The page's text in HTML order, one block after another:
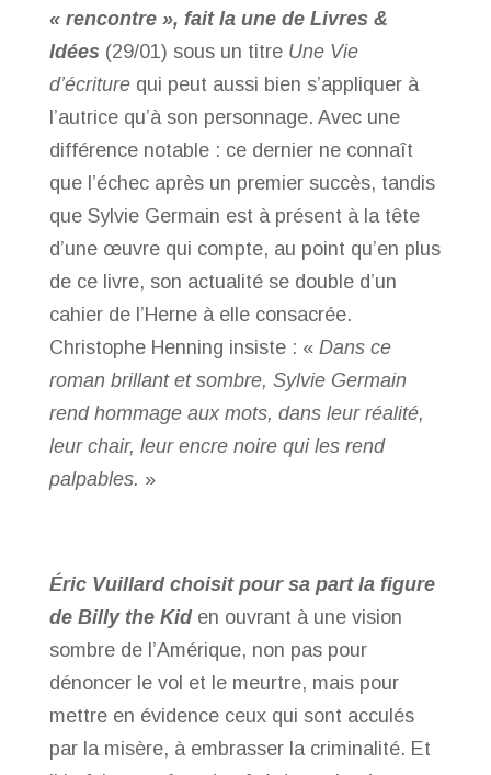
« rencontre », fait la une de Livres &
Idées(29/01) sous un titreUne Vie
d’écriturequi peut aussi bien s’appliquer à
l’autrice qu’à son personnage. Avec une
différence notable : ce dernier ne connaît
que l’échec après un premier succès, tandis
que Sylvie Germain est à présent à la tête
d’une œuvre qui compte, au point qu’en plus
de ce livre, son actualité se double d’un
cahier de l’Herne à elle consacrée.
Christophe Henning insiste : « Dans ce
roman brillant et sombre, Sylvie Germain
rend hommage aux mots, dans leur réalité,
leur chair, leur encre noire qui les rend
palpables. »
Éric Vuillard choisit pour sa part la figure
de Billy the Kiden ouvrant à une vision
sombre de l’Amérique, non pas pour
dénoncer le vol et le meurtre, mais pour
mettre en évidence ceux qui sont acculés
par la misère, à embrasser la criminalité. Et